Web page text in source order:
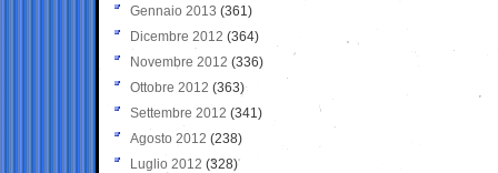
Gennaio 2013 (361)
Dicembre 2012 (364)
Novembre 2012 (336)
Ottobre 2012 (363)
Settembre 2012 (341)
Agosto 2012 (238)
Luglio 2012 (328)